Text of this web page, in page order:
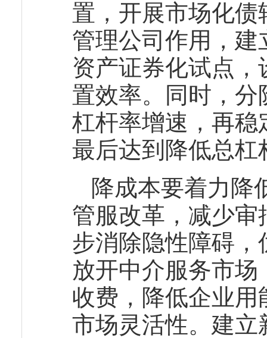
置，开展市场化
管理公司作用，
资产证券化试点
置效率。同时，
杠杆率增速，再
最后达到降低总杠
降成本要着力降
管服改革，减少
步消除隐性障碍
放开中介服务市
收费，降低企业
市场灵活性。建